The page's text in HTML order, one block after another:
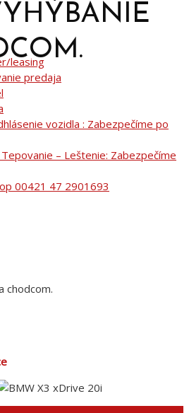
leasing
predaja
vozidla : Zabezpečíme po
– Leštenie: Zabezpečíme
00421 47 2901693
chodcom.